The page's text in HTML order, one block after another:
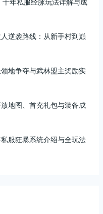
千年私服经脉玩法详解与成
逆袭路线：从新手村到巅
地争夺与武林盟主奖励实
地图、首充礼包与装备成
服狂暴系统介绍与全玩法